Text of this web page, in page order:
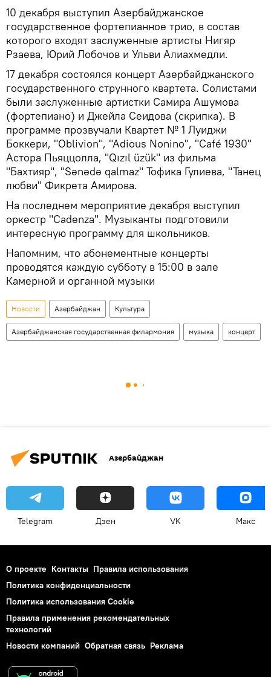
10 декабря выступил Азербайджанское
государственное фортепианное трио, в состав
которого входят заслуженные артисты Нигяр
Рзаева, Юрий Лобочов и Ульви Алиахмедли.
17 декабря состоялся концерт Азербайджанского
государственного струнного квартета. Солистами
были заслуженные артистки Самира Ашумова
(фортепиано) и Джейла Сеидова (скрипка). В
программе прозвучали Квартет № 1 Луиджи
Боккери, "Oblivion", "Adious Nonino", "Café 1930"
Астора Пьяццолла, "Qızıl üzük" из фильма
"Бахтияр", "Sənədə qalmaz" Тофика Гулиева, "Танец
любви" Фикрета Амирова.
На последнем мероприятие декабря выступил
оркестр "Cadenza". Музыканты подготовили
интересную программу для школьников.
Напомним, что абонементные концерты
проводятся каждую субботу в 15:00 в зале
Камерной и органной музыки
Новости Азербайджан Культура
Азербайджанская государственная филармония музыка концерт
Азербайджан
Telegram Дзен VK Макс
О проекте Контакты Правила использования
Политика конфиденциальности
Политика использования Cookie
Правила применения рекомендательных
технологий
Новости компаний Обратная связь Реклама